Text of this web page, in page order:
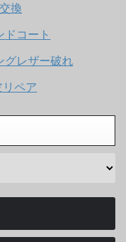
換
ドコート
グレザー破れ
ペア